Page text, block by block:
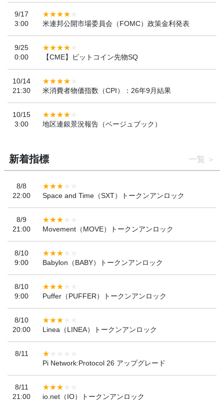
9/17
3:00
米連邦公開市場委員会（FOMC）政策金利発表
9/25
0:00
【CME】ビットコイン先物SQ
10/14
21:30
米消費者物価指数（CPI）：26年9月結果
10/15
3:00
地区連銀景況報告（ベージュブック）
新着指標 一覧
8/8
22:00
Space and Time（SXT）トークンアンロック
8/9
21:00
Movement（MOVE）トークンアンロック
8/10
9:00
Babylon（BABY）トークンアンロック
8/10
9:00
Puffer（PUFFER）トークンアンロック
8/10
20:00
Linea（LINEA）トークンアンロック
8/11
Pi Network:Protocol 26 アップグレード
8/11
21:00
io.net（IO）トークンアンロック